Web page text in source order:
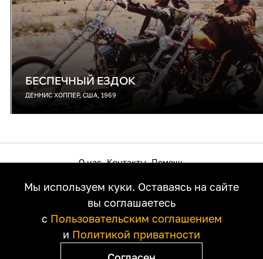
БЕСПЕЧНЫЙ ЕЗДОК
ДЕННИС ХОППЕР, США, 1969
Мы используем куки. Оставаясь на сайте
вы соглашаетесь
с Пользовательским соглашением
и Политикой приватности
О нас Контакты Помощь
Пользовательское соглашение
Политика приватности
Правообладателям